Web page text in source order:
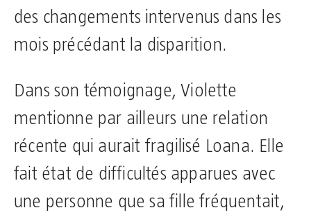
des changements intervenus dans les
mois précédant la disparition.
Dans son témoignage, Violette
mentionne par ailleurs une relation
récente qui aurait fragilisé Loana. Elle
fait état de difficultés apparues avec
une personne que sa fille fréquentait,